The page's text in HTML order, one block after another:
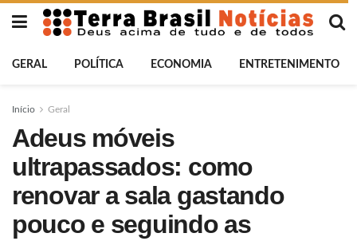
GERAL POLÍTICA ECONOMIA ENTRETENIMENTO
Início Geral
Adeus móveis
ultrapassados: como
renovar a sala gastando
pouco e seguindo as